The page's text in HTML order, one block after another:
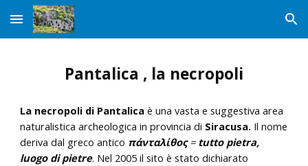
Skip to main content Skip to navigation
Pantalica , la necropoli
La necropoli di Pantalicaè una vasta e suggestiva area
naturalistica archeologica in provincia di Siracusa. Il nome
deriva dal greco antico πάνταλίθος=tutto pietra,
luogo di pietre. Nel 2005 il sito è stato dichiarato